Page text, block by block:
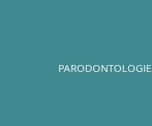
PARODONTOLOGIE